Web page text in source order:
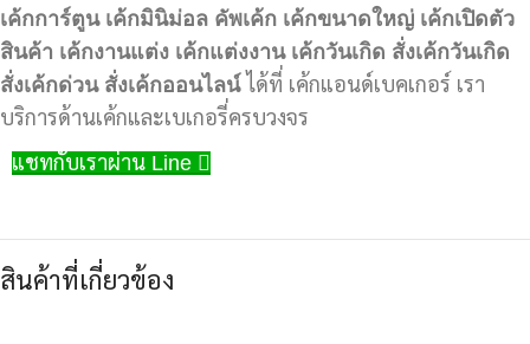
เค้กการ์ตูน เค้กมินิม่อล คัพเค้ก เค้กขนาดใหญ่ เค้กเปิดตัว
สินค้า เค้กงานแต่ง เค้กแต่งงาน เค้กวันเกิด สั่งเค้กวันเกิด
สั่งเค้กด่วน สั่งเค้กออนไลน์ได้ที่ เค้กแอนด์เบคเกอร์ เรา
บริการด้านเค้กและเบเกอรี่ครบวงจร
แชทกับเราผ่าน Line
สินค้าที่เกี่ยวข้อง